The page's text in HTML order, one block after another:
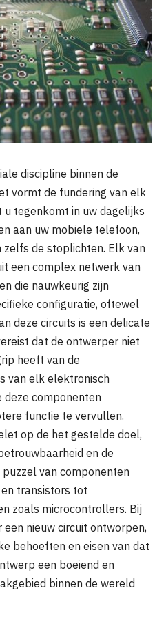
discipline binnen de
vormt de fundering van elk
tegenkomt in uw dagelijks
aan uw mobiele telefoon,
zelfs de stoplichten. Elk van
een complex netwerk van
die nauwkeurig zijn
configuratie, oftewel
deze circuits is een delicate
dat de ontwerper niet
heeft van de
van elk elektronisch
deze componenten
functie te vervullen.
op de het gestelde doel,
en de
van componenten
transistors tot
zoals microcontrollers. Bij
nieuw circuit ontworpen,
behoeften en eisen van dat
een boeiend en
binnen de wereld